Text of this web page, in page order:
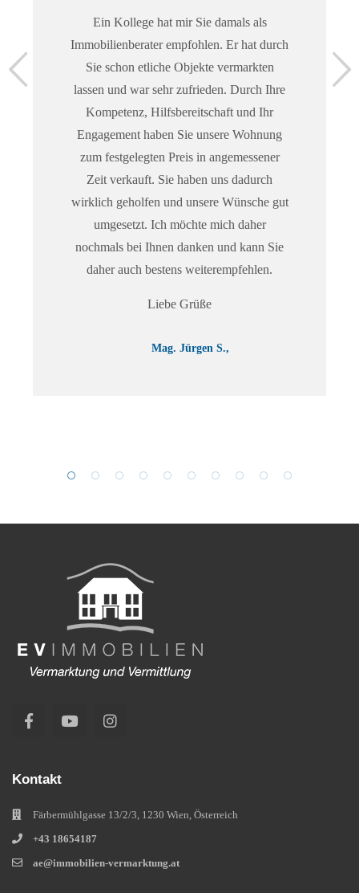
Ein Kollege hat mir Sie damals als
Immobilienberater empfohlen. Er hat durch
Sie schon etliche Objekte vermarkten
lassen und war sehr zufrieden. Durch Ihre
Kompetenz, Hilfsbereitschaft und Ihr
Engagement haben Sie unsere Wohnung
zum festgelegten Preis in angemessener
Zeit verkauft. Sie haben uns dadurch
wirklich geholfen und unsere Wünsche gut
umgesetzt. Ich möchte mich daher
nochmals bei Ihnen danken und kann Sie
daher auch bestens weiterempfehlen.
Liebe Grüße
Mag. Jürgen S.,
Kontakt
Färbermühlgasse 13/2/3, 1230 Wien, Österreich
+43 18654187
ae@immobilien-vermarktung.at